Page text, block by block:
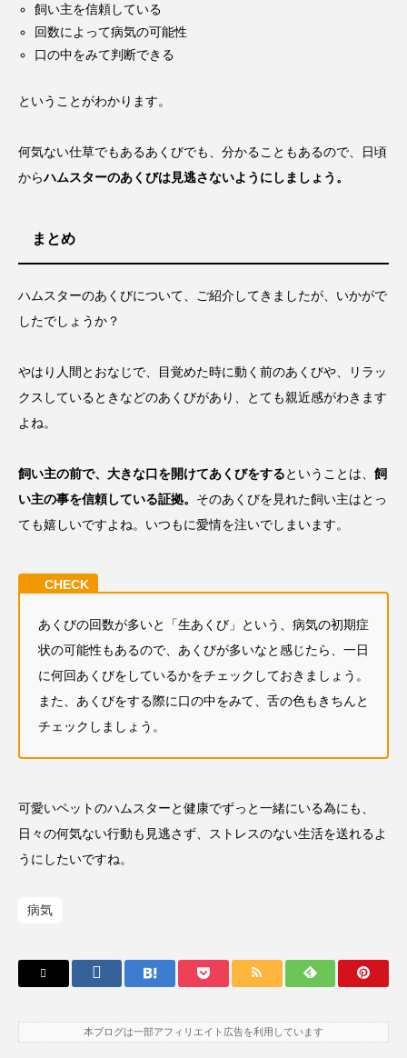
飼い主を信頼している
回数によって病気の可能性
口の中をみて判断できる
ということがわかります。
何気ない仕草でもあるあくびでも、分かることもあるので、日頃
からハムスターのあくびは見逃さないようにしましょう。
まとめ
ハムスターのあくびについて、ご紹介してきましたが、いかがで
したでしょうか？
やはり人間とおなじで、目覚めた時に動く前のあくびや、リラッ
クスしているときなどのあくびがあり、とても親近感がわきます
よね。
飼い主の前で、大きな口を開けてあくびをするということは、 飼
い主の事を信頼している証拠。 そのあくびを見れた飼い主はとっ
ても嬉しいですよね。いつもに愛情を注いでしまいます。
あくびの回数が多いと「生あくび」という、病気の初期症
状の可能性もあるので、あくびが多いなと感じたら、一日
に何回あくびをしているかをチェックしておきましょう。
また、あくびをする際に口の中をみて、舌の色もきちんと
チェックしましょう。
可愛いペットのハムスターと健康でずっと一緒にいる為にも、
日々の何気ない行動も見逃さず、ストレスのない生活を送れるよ
うにしたいですね。
病気
本ブログは一部アフィリエイト広告を利用しています